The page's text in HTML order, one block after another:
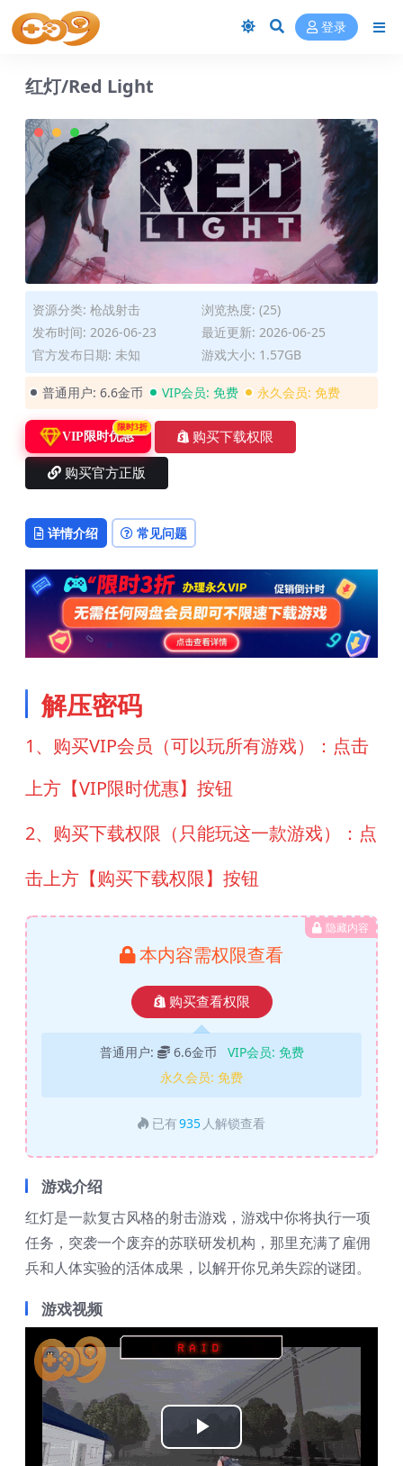
登录
红灯/Red Light
资源分类: 枪战射击
浏览热度: (25)
发布时间: 2026-06-23
最近更新: 2026-06-25
官方发布日期: 未知
游戏大小: 1.57GB
普通用户: 6.6金币 VIP会员: 免费 永久会员: 免费
VIP限时优惠
限时3折
购买下载权限
购买官方正版
详情介绍 常见问题
解压密码
1、购买VIP会员（可以玩所有游戏）：点击
上方【VIP限时优惠】按钮
2、购买下载权限（只能玩这一款游戏）：点
击上方【购买下载权限】按钮
隐藏内容
本内容需权限查看
购买查看权限
普通用户: 6.6金币 VIP会员: 免费
永久会员: 免费
已有935 人解锁查看
游戏介绍
红灯是一款复古风格的射击游戏，游戏中你将执行一项
任务，突袭一个废弃的苏联研发机构，那里充满了雇佣
兵和人体实验的活体成果，以解开你兄弟失踪的谜团。
游戏视频
Play